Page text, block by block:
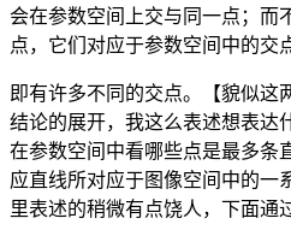
会在参数空间上交与同一点；而
点，它们对应于参数空间中的交
即有许多不同的交点。【貌似这
结论的展开，我这么表述想表
在参数空间中看哪些点是最多条
应直线所对应于图像空间中的一
里表述的稍微有点饶人，下面通